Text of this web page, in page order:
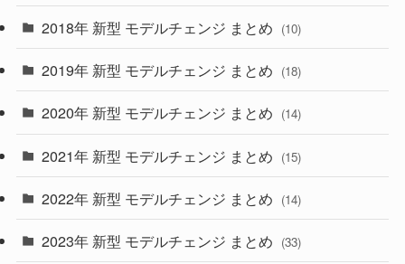
(4)
(30)
(27)
(33)
(10)
(35)
(10)
(9)
(22)
2018年 新型 モデルチェンジ まとめ (10)
2019年 新型 モデルチェンジ まとめ (18)
2020年 新型 モデルチェンジ まとめ (14)
2021年 新型 モデルチェンジ まとめ (15)
2022年 新型 モデルチェンジ まとめ (14)
2023年 新型 モデルチェンジ まとめ (33)